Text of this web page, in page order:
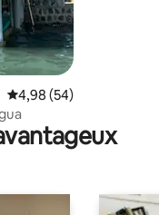
: 4,96 sur 5
Évaluation moyenne sur
4,98 (54)